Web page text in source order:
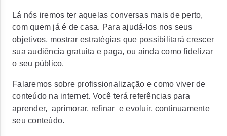
Lá nós iremos ter aquelas conversas mais de perto,
com quem já é de casa. Para ajudá-los nos seus
objetivos, mostrar estratégias que possibilitará crescer
sua audiência gratuita e paga, ou ainda como fidelizar
o seu público.
Falaremos sobre profissionalização e como viver de
conteúdo na internet. Você terá referências para
aprender, aprimorar, refinar e evoluir, continuamente
seu conteúdo.